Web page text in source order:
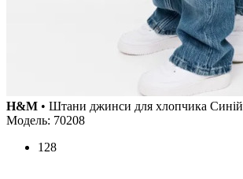
H&M • Штани джинси для хлопчика Синій
Модель: 70208
128